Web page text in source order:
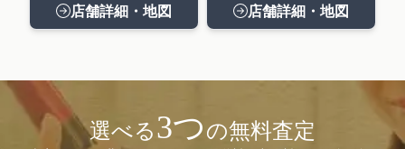
店舗詳細・地図 店舗詳細・地図
選べる3つの無料査定